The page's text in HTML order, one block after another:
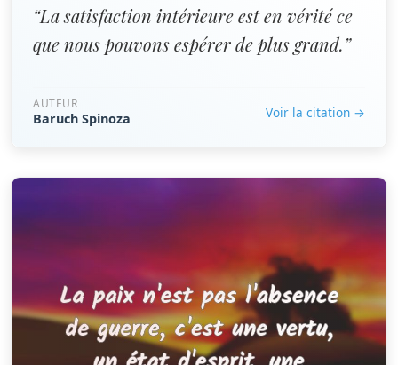
“La satisfaction intérieure est en vérité ce
que nous pouvons espérer de plus grand.”
AUTEUR
Baruch Spinoza Voir la citation →